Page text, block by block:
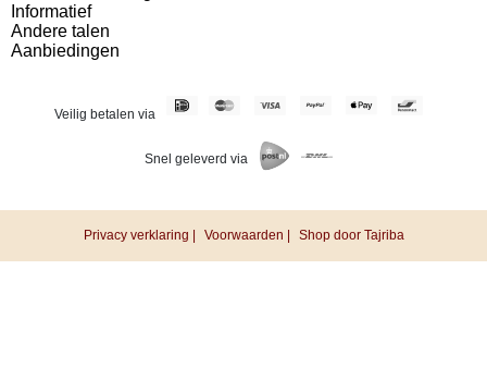
Informatief
Andere talen
Aanbiedingen
Veilig betalen via
Snel geleverd via
Privacy verklaring | Voorwaarden | Shop door Tajriba